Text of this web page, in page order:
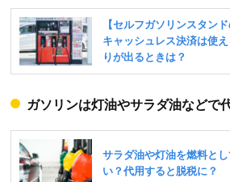
ガソリンは灯油やサラダ油などで